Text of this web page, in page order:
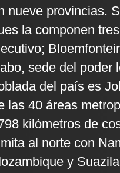
nueve provincias.
la componen
sede del poder
del país es
las 40 áreas
kilómetros de
al norte con
y